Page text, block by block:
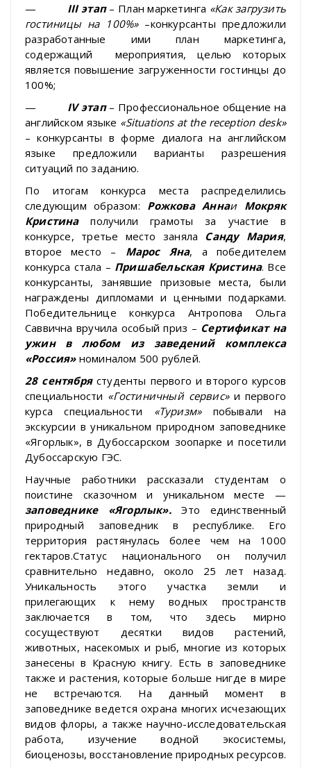
— IIIэтап– План маркетинга «Как загрузить
гостиницы на 100%»–конкурсанты предложили
разработанные ими план маркетинга,
содержащий мероприятия, целью которых
является повышение загруженности гостинцы до
100%;
— IVэтап– Профессиональное общение на
английском языке «Situations at the reception desk»
– конкурсанты в форме диалога на английском
языке предложили варианты разрешения
ситуаций по заданию.
По итогам конкурса места распределились
следующим образом: РожковаАннаиМокряк
Кристинаполучили грамоты за участие в
конкурсе, третье место заняла Санду Мария,
второе место – Марос Яна, а победителем
конкурса стала – Пришабельская Кристина. Все
конкурсанты, занявшие призовые места, были
награждены дипломами и ценными подарками.
Победительнице конкурса Антропова Ольга
Саввична вручила особый приз – Сертификат на
ужин в любом из заведений комплекса
«Россия»номиналом 500 рублей.
28 сентябрястуденты первого и второго курсов
специальности «Гостиничный сервис»и первого
курса специальности «Туризм»побывали на
экскурсии в уникальном природном заповеднике
«Ягорлык», в Дубоссарском зоопарке и посетили
Дубоссарскую ГЭС.
Научные работники рассказали студентам о
поистине сказочном и уникальном месте —
заповеднике «Ягорлык».Это единственный
природный заповедник в республике. Его
территория растянулась более чем на 1000
гектаров.Статус национального он получил
сравнительно недавно, около 25 лет назад.
Уникальность этого участка земли и
прилегающих к нему водных пространств
заключается в том, что здесь мирно
сосуществуют десятки видов растений,
животных, насекомых и рыб, многие из которых
занесены в Красную книгу. Есть в заповеднике
также и растения, которые больше нигде в мире
не встречаются. На данный момент в
заповеднике ведется охрана многих исчезающих
видов флоры, а также научно-исследовательская
работа, изучение водной экосистемы,
биоценозы, восстановление природных ресурсов.